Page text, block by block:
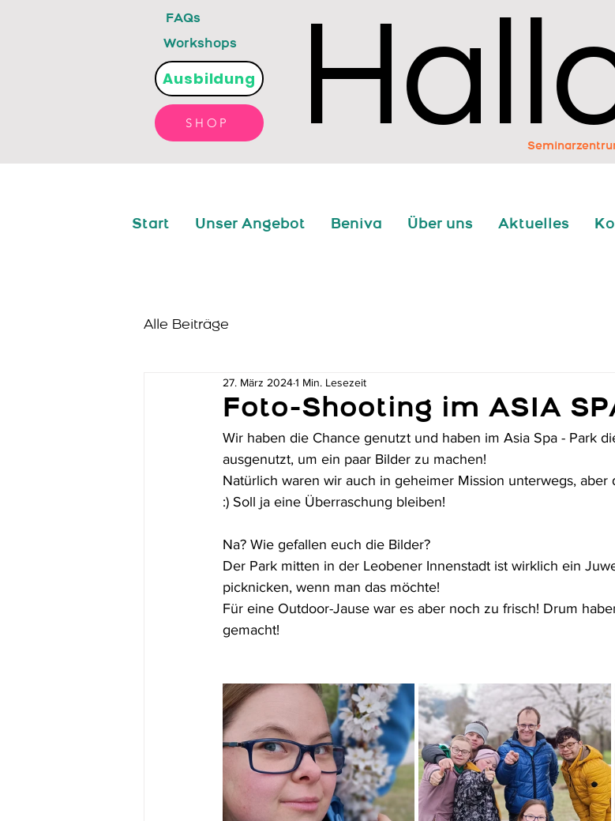
FAQs
Workshops
Ausbildung
SHOP
Start Unser Angebot Beniva Über uns Aktuelles
Alle Beiträge
Foto-Shooting im ASIA
27. März 20241 Min. Lesezeit
Wir haben die Chance genutzt und haben im Asia Spa - Park
ausgenutzt, um ein paar Bilder zu machen!
Natürlich waren wir auch in geheimer Mission unterwegs, aber
:) Soll ja eine Überraschung bleiben!
Na? Wie gefallen euch die Bilder?
Der Park mitten in der Leobener Innenstadt ist wirklich ein
picknicken, wenn man das möchte!
Für eine Outdoor-Jause war es aber noch zu frisch! Drum
gemacht!